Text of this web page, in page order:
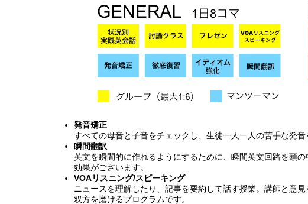
発音矯正
すべての母音と子音をチェックし、生徒一人一人の苦手な発
瞬間翻訳
英文を瞬間的に作れるようにするために、瞬間英文回路を頭
効果がございます。
VOAリスニング/スピーキング
ニュースを理解したり、記事を要約して話す授業。講師と意
双方を磨けるプログラムです。